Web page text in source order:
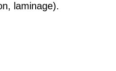
laminage).